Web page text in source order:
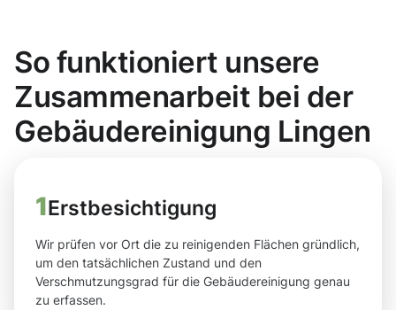
So funktioniert unsere
Zusammenarbeit bei der
Gebäudereinigung Lingen
1Erstbesichtigung
Wir prüfen vor Ort die zu reinigenden Flächen gründlich,
um den tatsächlichen Zustand und den
Verschmutzungsgrad für die Gebäudereinigung genau
zu erfassen.